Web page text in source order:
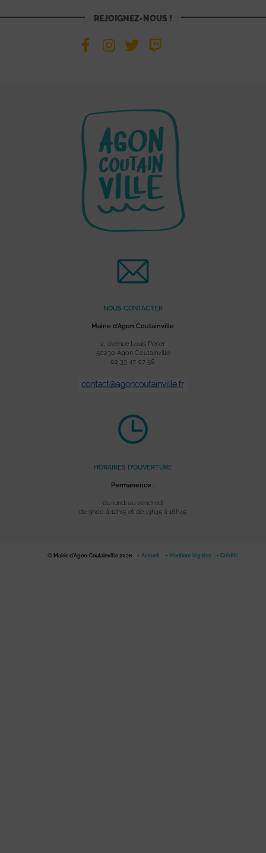
REJOIGNEZ-NOUS !
NOUS CONTACTER
Mairie d’Agon Coutainville
2, avenue Louis Périer
50230 Agon Coutainville
02 33 47 07 56
HORAIRES D’OUVERTURE
Permanence :
du lundi au vendredi
de 9h00 à 12h15 et de 13h45 à 16h45
© Mairie d'Agon-Coutainville 2026 Accueil Mentions légales Crédits